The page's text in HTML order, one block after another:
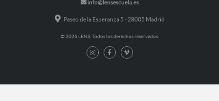
info@lensescuela.es
Paseo de la Esperanza 5 - 28005 Madrid
© 2026 LENS. Todos los derechos reservados.